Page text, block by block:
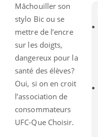
Mâchouiller son
stylo Bic ou se
mettre de l’encre
sur les doigts,
dangereux pour la
santé des élèves?
Oui, si on en croit
l’association de
consommateurs
UFC-Que Choisir.